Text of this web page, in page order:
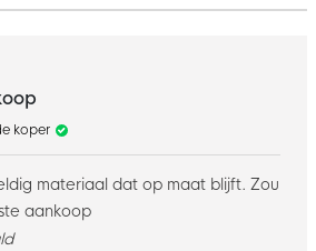
koper
materiaal dat op maat blijft. Zou
aankoop